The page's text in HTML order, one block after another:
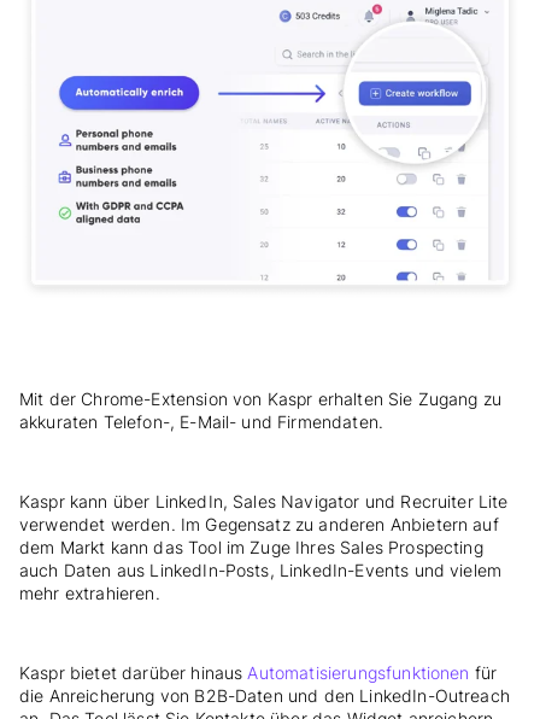
Mit der Chrome-Extension von Kaspr erhalten Sie Zugang zu
akkuraten Telefon-, E-Mail- und Firmendaten.
Kaspr kann über LinkedIn, Sales Navigator und Recruiter Lite
verwendet werden. Im Gegensatz zu anderen Anbietern auf
dem Markt kann das Tool im Zuge Ihres Sales Prospecting
auch Daten aus LinkedIn-Posts, LinkedIn-Events und vielem
mehr extrahieren.
Kaspr bietet darüber hinaus Automatisierungsfunktionen für
die Anreicherung von B2B-Daten und den LinkedIn-Outreach